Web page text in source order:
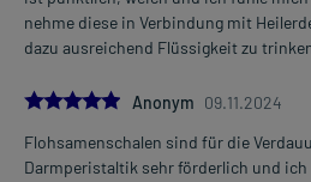
nehme diese in Verbindung mit
dazu ausreichend Flüssigkeit zu
5.0Anonym 09.11.2024
Flohsamenschalen sind für die
Darmperistaltik sehr förderlich und ich